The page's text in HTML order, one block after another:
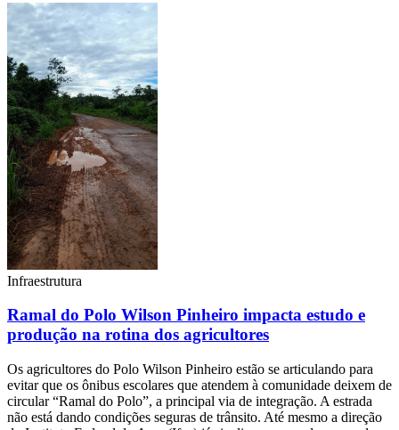
Infraestrutura
Ramal do Polo Wilson Pinheiro impacta estudo e
produção na rotina dos agricultores
Os agricultores do Polo Wilson Pinheiro estão se articulando para
evitar que os ônibus escolares que atendem à comunidade deixem de
circular “Ramal do Polo”, a principal via de integração. A estrada
não está dando condições seguras de trânsito. Até mesmo a direção